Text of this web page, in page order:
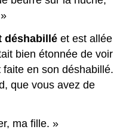
déshabillé et est allée
bien étonnée de voir
faite en son déshabillé.
que vous avez de
ma fille. »